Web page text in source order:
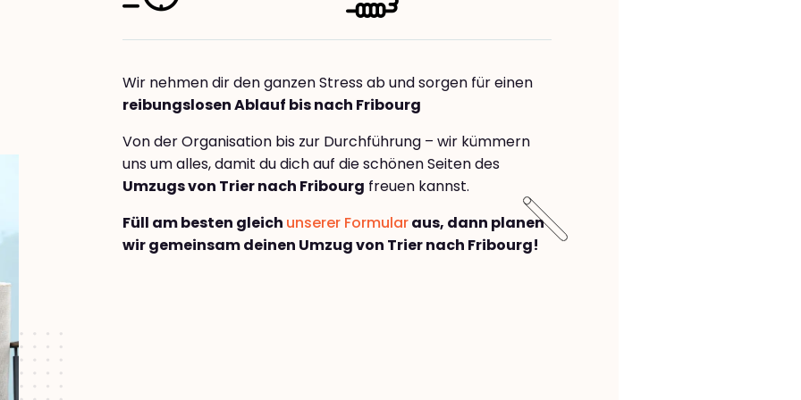
Wir nehmen dir den ganzen Stress ab und sorgen für einen
reibungslosen Ablauf bis nach Fribourg
Von der Organisation bis zur Durchführung – wir kümmern
uns um alles, damit du dich auf die schönen Seiten des
Umzugs von Trier nach Fribourg freuen kannst.
Füll am besten gleich unserer Formularaus, dann planen
wir gemeinsam deinen Umzug von Trier nach Fribourg!